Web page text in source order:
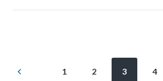
投
1 2 3 4